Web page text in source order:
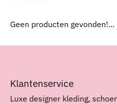
Geen producten gevonden!...
Klantenservice
Luxe designer kleding,